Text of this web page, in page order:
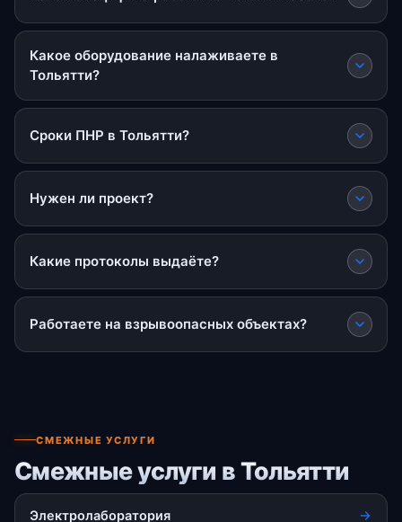
Какое оборудование налаживаете в
Тольятти?
Сроки ПНР в Тольятти?
Нужен ли проект?
Какие протоколы выдаёте?
Работаете на взрывоопасных объектах?
СМЕЖНЫЕ УСЛУГИ
Смежные услуги в Тольятти
Электролаборатория